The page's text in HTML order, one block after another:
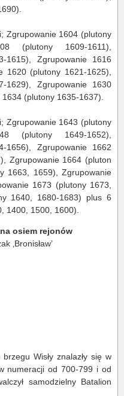
Zgrupowanie 1604 (plutony
(plutony 1609-1611),
1615), Zgrupowanie 1616
1620 (plutony 1621-1625),
1629), Zgrupowanie 1630
(plutony 1635-1637).
Zgrupowanie 1643 (plutony
(plutony 1649-1652),
1656), Zgrupowanie 1662
Zgrupowanie 1664 (pluton
1663, 1659), Zgrupowanie
1673 (plutony 1673,
1640, 1680-1683) plus 6
1400, 1500, 1600).
osiem rejonów
‚Bronisław’
Wisły znalazły się w
numeracji od 700-799 i od
samodzielny Batalion